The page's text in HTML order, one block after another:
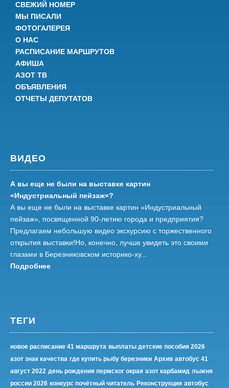
СВЕЖИЙ НОМЕР
МЫ ПИСАЛИ
ФОТОГАЛЕРЕЯ
О НАС
РАСПИСАНИЕ МАРШРУТОВ
АФИША
АЗОТ ТВ
ОБЪЯВЛЕНИЯ
ОТЧЕТЫ ДЕПУТАТОВ
ВИДЕО
А вы еще не были на выставке картин
«Индустриальный пейзаж»?
А вы еще не были на выставке картин «Индустриальный
пейзаж», посвященной 90-летию города и предприятия?
Предлагаем небольшую видео экскурсию с торжественного
открытия выставки!Но, конечно, лучше увидеть это своими
глазами в Березниковском историко-ху...
Подробнее
ТЕГИ
новое расписание 41 маршрута выплаты детские пособия 2026
азот знак качества где купить рыбу березники Архив автобус 41
август 2022 день рождения пермског окрая азот карбамид лыжня
россии 2026 конкурс почётный читатель Реконструкция автобус